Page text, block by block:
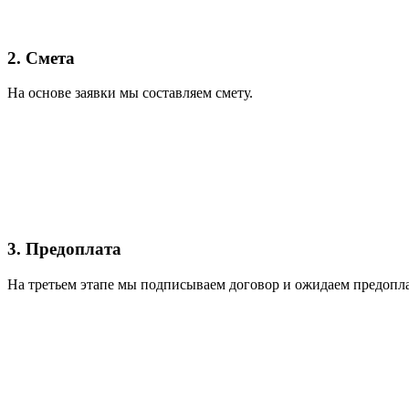
2. Смета
На основе заявки мы составляем смету.
3. Предоплата
На третьем этапе мы подписываем договор и ожидаем